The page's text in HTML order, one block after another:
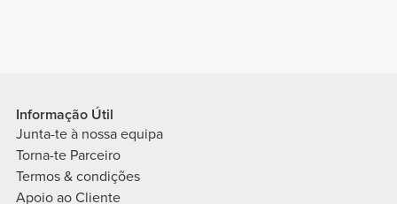
Informação Útil
Junta-te à nossa equipa
Torna-te Parceiro
Termos & condições
Apoio ao Cliente